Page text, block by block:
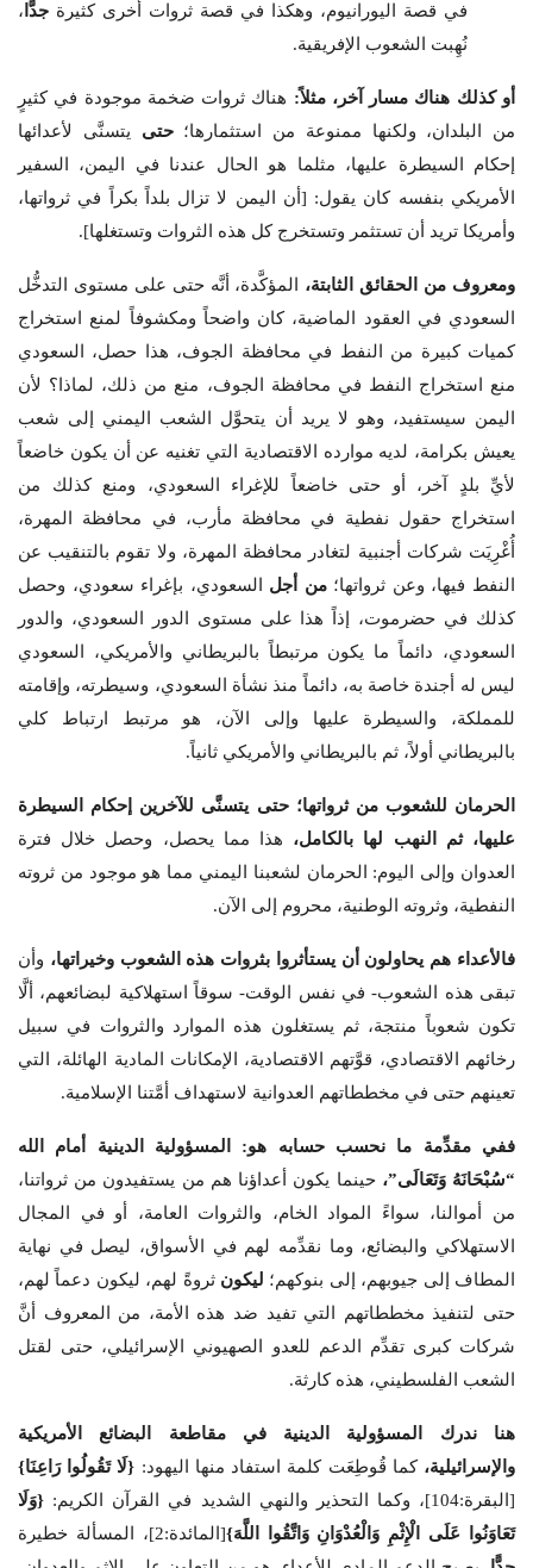
في قصة اليورانيوم، وهكذا في قصة ثروات أخرى كثيرة جدًّا ،
نُهِبت الشعوب الإفريقية.
أو كذلك هناك مسار آخر، مثلاً: هناك ثروات ضخمة موجودة في كثيرٍ
من البلدان، ولكنها ممنوعة من استثمارها؛حتى يتسنَّى لأعدائها
إحكام السيطرة عليها، مثلما هو الحال عندنا في اليمن، السفير
الأمريكي بنفسه كان يقول: [أن اليمن لا تزال بلداً بكراً في ثرواتها،
وأمريكا تريد أن تستثمر وتستخرج كل هذه الثروات وتستغلها].
ومعروف من الحقائق الثابتة، المؤكَّدة، أنَّه حتى على مستوى التدخُّل
السعودي في العقود الماضية، كان واضحاً ومكشوفاً لمنع استخراج
كميات كبيرة من النفط في محافظة الجوف، هذا حصل، السعودي
منع استخراج النفط في محافظة الجوف، منع من ذلك، لماذا؟ لأن
اليمن سيستفيد، وهو لا يريد أن يتحوَّل الشعب اليمني إلى شعب
يعيش بكرامة، لديه موارده الاقتصادية التي تغنيه عن أن يكون خاضعاً
لأيِّ بلدٍ آخر، أو حتى خاضعاً للإغراء السعودي، ومنع كذلك من
استخراج حقول نفطية في محافظة مأرب، في محافظة المهرة،
أُغْرِيَت شركات أجنبية لتغادر محافظة المهرة، ولا تقوم بالتنقيب عن
النفط فيها، وعن ثرواتها؛من أجل السعودي، بإغراء سعودي، وحصل
كذلك في حضرموت، إذاً هذا على مستوى الدور السعودي، والدور
السعودي، دائماً ما يكون مرتبطاً بالبريطاني والأمريكي، السعودي
ليس له أجندة خاصة به، دائماً منذ نشأة السعودي، وسيطرته، وإقامته
للمملكة، والسيطرة عليها وإلى الآن، هو مرتبط ارتباط كلي
بالبريطاني أولاً، ثم بالبريطاني والأمريكي ثانياً.
الحرمان للشعوب من ثرواتها؛ حتى يتسنَّى للآخرين إحكام السيطرة
عليها، ثم النهب لها بالكامل، هذا مما يحصل، وحصل خلال فترة
العدوان وإلى اليوم: الحرمان لشعبنا اليمني مما هو موجود من ثروته
النفطية، وثروته الوطنية، محروم إلى الآن.
فالأعداء هم يحاولون أن يستأثروا بثروات هذه الشعوب وخيراتها، وأن
تبقى هذه الشعوب- في نفس الوقت- سوقاً استهلاكية لبضائعهم، ألَّا
تكون شعوباً منتجة، ثم يستغلون هذه الموارد والثروات في سبيل
رخائهم الاقتصادي، قوَّتهم الاقتصادية، الإمكانات المادية الهائلة، التي
تعينهم حتى في مخططاتهم العدوانية لاستهداف أمَّتنا الإسلامية.
ففي مقدِّمة ما نحسب حسابه هو: المسؤولية الدينية أمام الله
“سُبْحَانَهُ وَتَعَالَى”، حينما يكون أعداؤنا هم من يستفيدون من ثرواتنا،
من أموالنا، سواءً المواد الخام، والثروات العامة، أو في المجال
الاستهلاكي والبضائع، وما نقدِّمه لهم في الأسواق، ليصل في نهاية
المطاف إلى جيوبهم، إلى بنوكهم؛ ليكون ثروةً لهم، ليكون دعماً لهم،
حتى لتنفيذ مخططاتهم التي تفيد ضد هذه الأمة، من المعروف أنَّ
شركات كبرى تقدِّم الدعم للعدو الصهيوني الإسرائيلي، حتى لقتل
الشعب الفلسطيني، هذه كارثة.
هنا ندرك المسؤولية الدينية في مقاطعة البضائع الأمريكية
والإسرائيلية، كما قُوطِعَت كلمة استفاد منها اليهود: {لَا تَقُولُوا رَاعِنَا}
[البقرة:104]، وكما التحذير والنهي الشديد في القرآن الكريم:
{وَلَا
تَعَاوَنُوا عَلَى الْإِثْمِ وَالْعُدْوَانِ وَاتَّقُوا اللَّهَ}[المائدة:2]، المسألة خطيرة